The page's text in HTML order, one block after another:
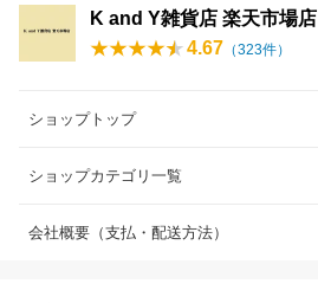
K and Y雑貨店 楽天市場店
4.67 （323件）
ショップトップ
ショップカテゴリ一覧
会社概要（支払・配送方法）